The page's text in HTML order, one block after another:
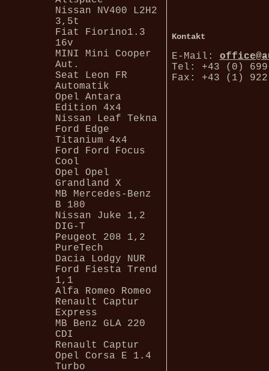
Nissan NV400 L2H2
3,5t
Fiat Fiorino1.3
16v
MINI Mini Cooper
Aut.
Seat Leon FR
Automatik
Opel Antara
Edition 4x4
Nissan Leaf Tekna
Ford Edge
Titanium 4x4
Ford Ford Focus
Cool
Opel Opel
Grandland X
MB Mercedes-Benz
B 180
Nissan Juke 1,2
DIG-T
Peugeot 208 1,2
PureTech
Dacia Lodgy NUR
Ford Fiesta Trend
1,1
Alfa Romeo Romeo
Renault Captur
Express
MB Benz GLA 220
CDI
Renault Captur
Opel Corsa E 1.4
Turbo
Kontakt
E-Mail:
Tel: +43 (0) 699
Fax: +43 (1)